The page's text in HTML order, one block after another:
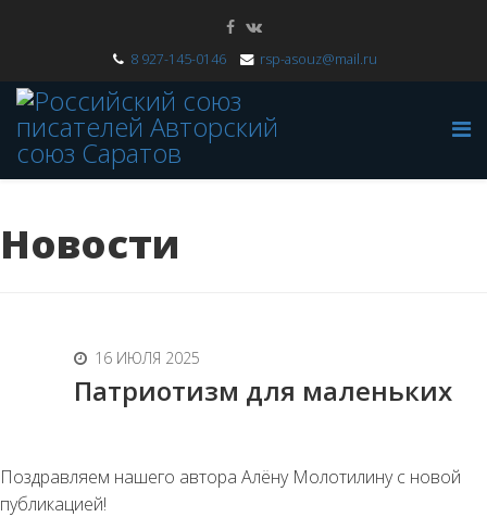
8 927-145-0146 rsp-asouz@mail.ru
Новости
16 ИЮЛЯ 2025
Патриотизм для маленьких
Поздравляем нашего автора Алёну Молотилину с новой
публикацией!